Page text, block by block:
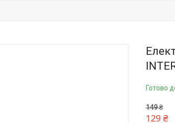
Готово
149 ₴
129 ₴